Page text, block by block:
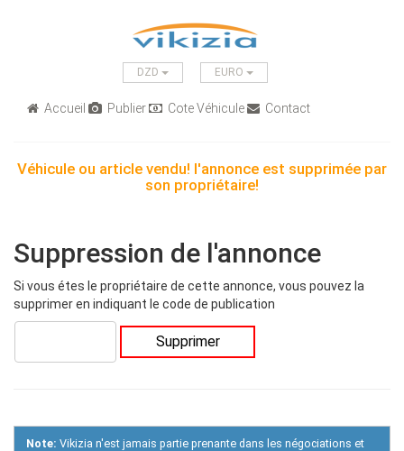
DZD EURO
Accueil Publier Cote Véhicule Contact
Véhicule ou article vendu! l'annonce est supprimée par
son propriétaire!
Suppression de l'annonce
Si vous étes le propriétaire de cette annonce, vous pouvez la
supprimer en indiquant le code de publication
Supprimer
Note: Vikizia n'est jamais partie prenante dans les négociations et